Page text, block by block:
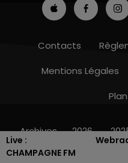
Live :
CHAMPAGNE FM
7h00 -
Contacts
Mentions Légales
Archives 2026